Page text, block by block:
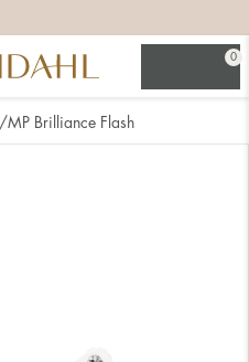
0
MP Brilliance Flash